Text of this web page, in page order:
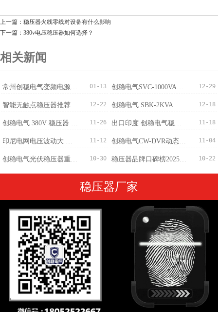
上一篇：稳压器火线零线对设备有什么影响
下一篇：380v电压稳压器如何选择？
相关新闻
常州创稳电气变频电源成功出口越南，国际化布局稳步推进 01-13 创稳电气SVC-1000VA稳压器获100台订单适配监控220V/110V 12-29
智能无触点稳​压器推荐：免维护+稳压精度±0.5% 12-22 创稳电气 SBK-2KVA 三相干式变压器 380V 转 220V 批量订购完成 12-18
创稳电气 380V 稳压器 500KVA 成功出口马来西亚 赋能精密制造电压稳定新标杆 11-26 出口印度 创稳电气稳压器厂家：中国智造筑牢南亚供电防线 11-18
印尼电网电压波动大 创稳电气稳压器提供稳定解决方案 11-12 创稳电气CW-DVR动态电压恢复装置-专业治理 11-04
创稳电气光伏稳压器重磅发布：300V-460V宽幅输入，±1%稳压精度适配全场景 10-30 稳压器品牌口碑榜2025最新 10-22
稳压器厂家